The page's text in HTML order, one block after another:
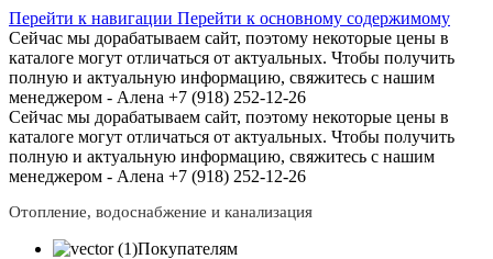
Перейти к навигации Перейти к основному содержимому
Сейчас мы дорабатываем сайт, поэтому некоторые цены в
каталоге могут отличаться от актуальных. Чтобы получить
полную и актуальную информацию, свяжитесь с нашим
менеджером - Алена +7 (918) 252-12-26
Сейчас мы дорабатываем сайт, поэтому некоторые цены в
каталоге могут отличаться от актуальных. Чтобы получить
полную и актуальную информацию, свяжитесь с нашим
менеджером - Алена +7 (918) 252-12-26
Отопление, водоснабжение и канализация
Покупателям